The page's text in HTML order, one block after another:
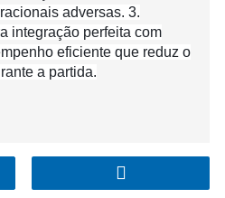
adversas. 3.
integração perfeita com
eficiente que reduz o
a partida.